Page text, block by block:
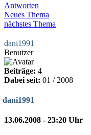
Antworten
Neues Thema
nächstes Thema
dani1991
Benutzer
Beiträge: 4
Dabei seit: 01 / 2008
dani1991
13.06.2008 - 23:20 Uhr